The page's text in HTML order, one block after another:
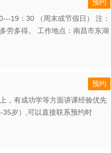
19：30 （周末或节假日） 注：
劳多得。 工作地点：南昌市东湖
预约
，有成功学等方面讲课经验优先
岁）,可以直接联系预约时
预约